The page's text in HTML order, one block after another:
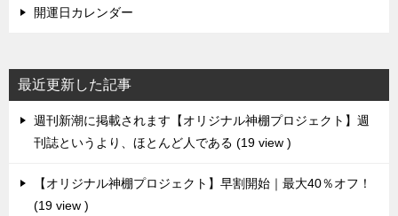
開運日カレンダー
最近更新した記事
週刊新潮に掲載されます【オリジナル神棚プロジェクト】週
刊誌というより、ほとんど人である
19 view
【オリジナル神棚プロジェクト】早割開始｜最大40％オフ！
19 view